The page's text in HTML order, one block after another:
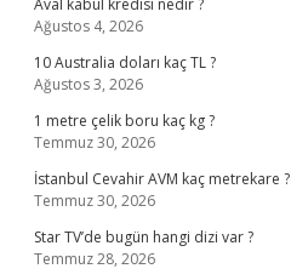
Aval kabul kredisi nedir ?
Ağustos 4, 2026
10 Australia doları kaç TL ?
Ağustos 3, 2026
1 metre çelik boru kaç kg ?
Temmuz 30, 2026
İstanbul Cevahir AVM kaç metrekare ?
Temmuz 30, 2026
Star TV’de bugün hangi dizi var ?
Temmuz 28, 2026